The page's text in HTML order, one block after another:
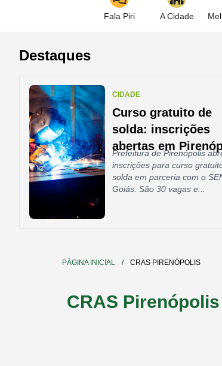
Fala Piri A Cidade
Destaques
CIDADE
Curso gratuito de
solda: inscrições
abertas em
Prefeitura de Pirenópolis
inscrições para curso
solda em parceria com o
Goiás. São 30 vagas e...
PÁGINA INICIAL / CRAS PIRENÓPOLIS
CRAS Pirenópolis